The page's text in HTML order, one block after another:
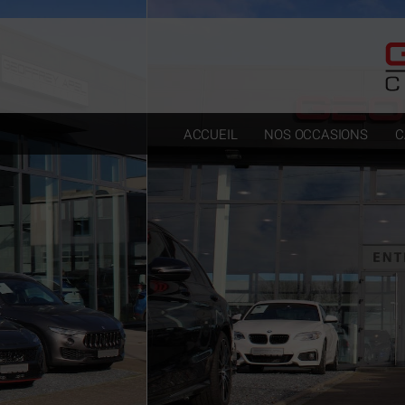
ACCUEIL NOS OCCASIONS